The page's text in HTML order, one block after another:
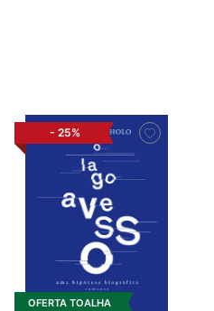
- 25%
OFERTA TOALHA